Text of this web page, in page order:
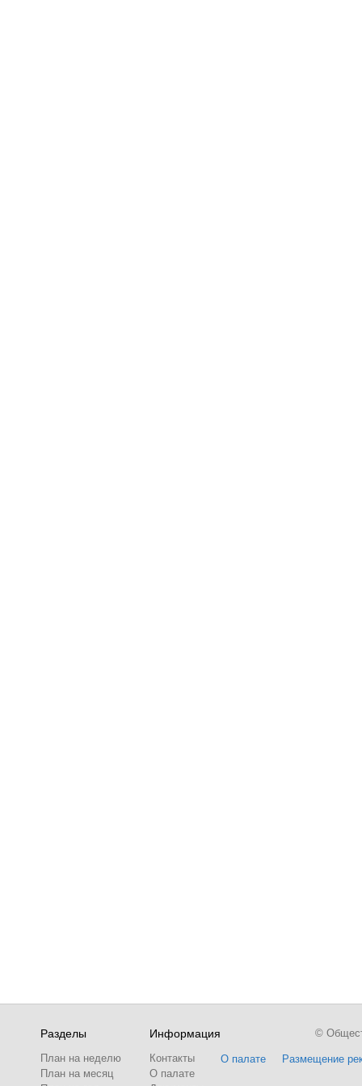
Разделы
План на неделю
План на месяц
Информация
Контакты
О палате
О палате Размещение
©